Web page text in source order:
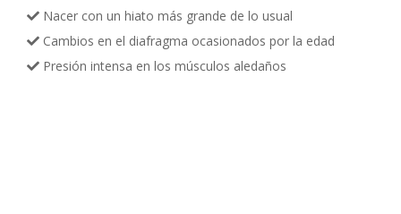
Nacer con un hiato más grande de lo usual
Cambios en el diafragma ocasionados por la edad
Presión intensa en los músculos aledaños